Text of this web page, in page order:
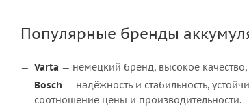
Популярные бренды
Varta — немецкий бренд, высокое
Bosch — надёжность и стабильность,
соотношение цены и производительности.